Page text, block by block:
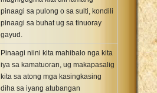
pinaagi sa pulong o sa sulti, kondili
pinaagi sa buhat ug sa tinuoray
gayud.
Pinaagi niini kita mahibalo nga kita
iya sa kamatuoran, ug makapasalig
kita sa atong mga kasingkasing
diha sa iyang atubangan